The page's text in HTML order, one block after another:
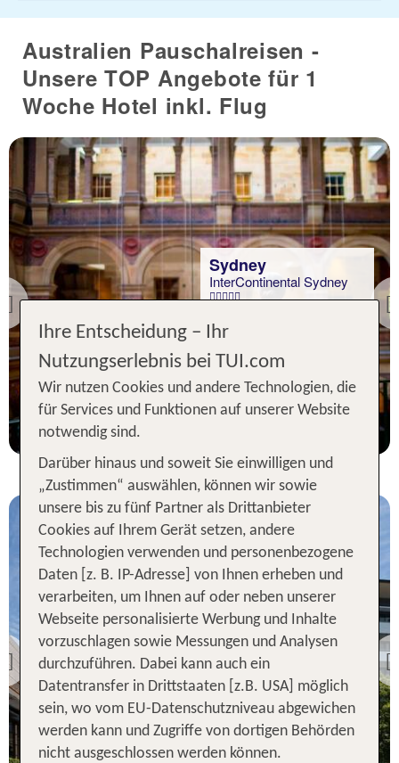
Australien Pauschalreisen -
Unsere TOP Angebote für 1
Woche Hotel inkl. Flug
Previous
Sydney
InterContinental Sydney
100 % Weiterempfehlung
7 Nächte, Ü, XX
p.P. ab 2258 €
Previous
Sydney
Rydges Campbelltown
100 % Weiterempfehlung
7 Nächte, Ü, DZ
Ihre Entscheidung – Ihr
Nutzungserlebnis bei TUI.com
Wir nutzen Cookies und andere Technologien, die
für Services und Funktionen auf unserer Website
notwendig sind.
Darüber hinaus und soweit Sie einwilligen und
„Zustimmen“ auswählen, können wir sowie
unsere bis zu fünf Partner als Drittanbieter
Cookies auf Ihrem Gerät setzen, andere
Technologien verwenden und personenbezogene
Daten [z. B. IP-Adresse] von Ihnen erheben und
verarbeiten, um Ihnen auf oder neben unserer
Webseite personalisierte Werbung und Inhalte
vorzuschlagen sowie Messungen und Analysen
durchzuführen. Dabei kann auch ein
Datentransfer in Drittstaaten [z.B. USA] möglich
sein, wo vom EU-Datenschutzniveau abgewichen
werden kann und Zugriffe von dortigen Behörden
nicht ausgeschlossen werden können.